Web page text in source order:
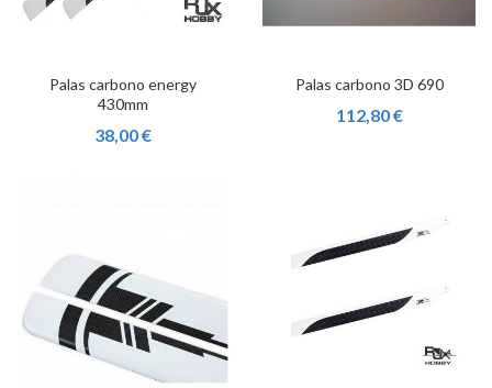
Palas carbono energy
430mm
38,00 €
Palas carbono 3D 690
112,80 €